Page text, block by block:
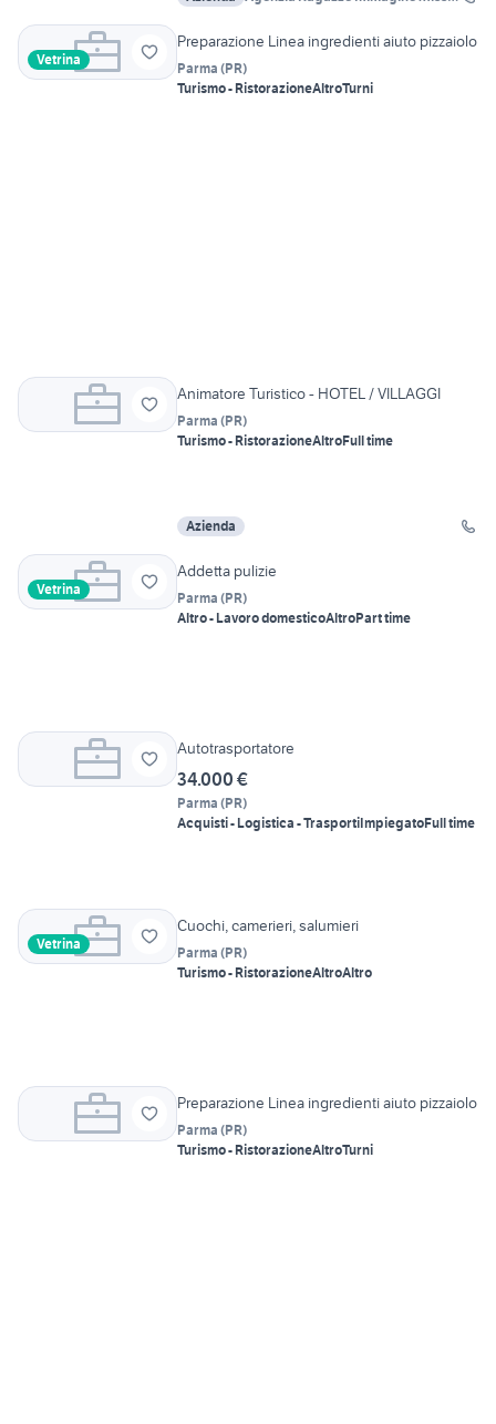
Vetrina
Preparazione Linea ingredienti aiuto pizzaiolo
Parma (PR)
Turismo - RistorazioneAltroTurni
Animatore Turistico - HOTEL / VILLAGGI
Parma (PR)
Turismo - RistorazioneAltroFull time
Azienda
Vetrina
Addetta pulizie
Parma (PR)
Altro - Lavoro domesticoAltroPart time
Autotrasportatore
34.000 €
Parma (PR)
Acquisti - Logistica - TrasportiImpiegatoFull time
Vetrina
Cuochi, camerieri, salumieri
Parma (PR)
Turismo - RistorazioneAltroAltro
Preparazione Linea ingredienti aiuto pizzaiolo
Parma (PR)
Turismo - RistorazioneAltroTurni